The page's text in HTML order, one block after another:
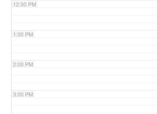
12:00 PM
1:00 PM
2:00 PM
3:00 PM